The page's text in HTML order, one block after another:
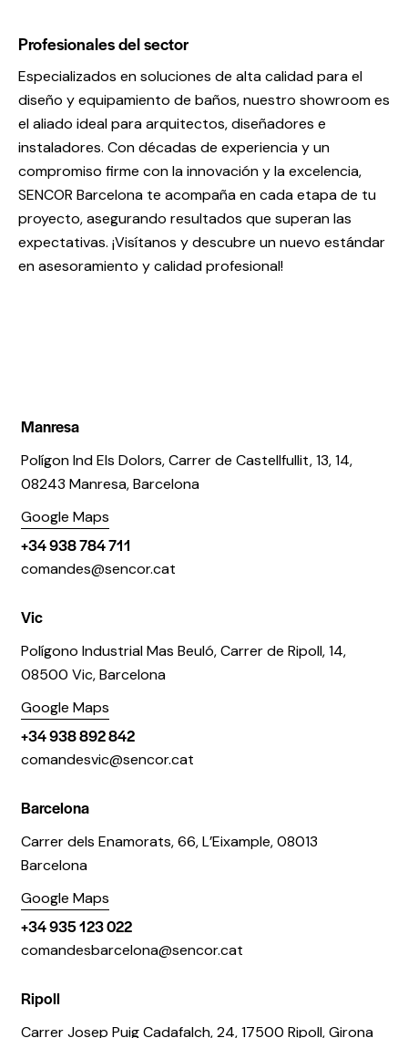
Profesionales del sector
Especializados en soluciones de alta calidad para el
diseño y equipamiento de baños, nuestro showroom es
el aliado ideal para arquitectos, diseñadores e
instaladores. Con décadas de experiencia y un
compromiso firme con la innovación y la excelencia,
SENCOR Barcelona te acompaña en cada etapa de tu
proyecto, asegurando resultados que superan las
expectativas. ¡Visítanos y descubre un nuevo estándar
en asesoramiento y calidad profesional!
Manresa
Polígon Ind Els Dolors, Carrer de Castellfullit, 13, 14,
08243 Manresa, Barcelona
Google Maps
+34 938 784 711
comandes@sencor.cat
Vic
Polígono Industrial Mas Beuló, Carrer de Ripoll, 14,
08500 Vic, Barcelona
Google Maps
+34 938 892 842
comandesvic@sencor.cat
Barcelona
Carrer dels Enamorats, 66, L’Eixample, 08013
Barcelona
Google Maps
+34 935 123 022
comandesbarcelona@sencor.cat
Ripoll
Carrer Josep Puig Cadafalch, 24, 17500 Ripoll, Girona